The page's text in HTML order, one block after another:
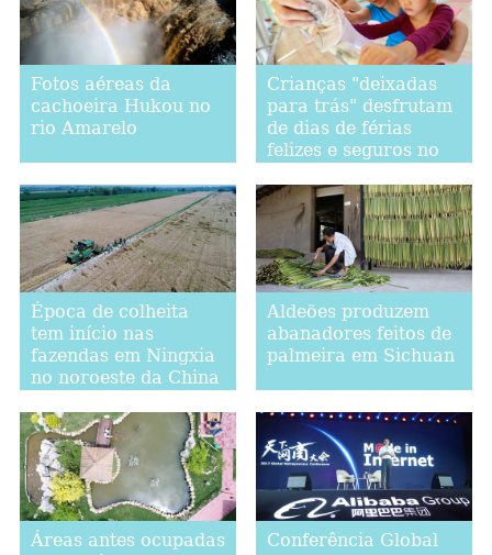
Fotos aéreas da
cachoeira Hukou no
rio Amarelo
Crianças "deixadas
para trás" desfrutam
de dias de férias
felizes e seguros no
Época de colheita
tem início nas
fazendas em Ningxia
no noroeste da China
Aldeões produzem
abanadores feitos de
palmeira em Sichuan
Áreas antes ocupadas
Conferência Global